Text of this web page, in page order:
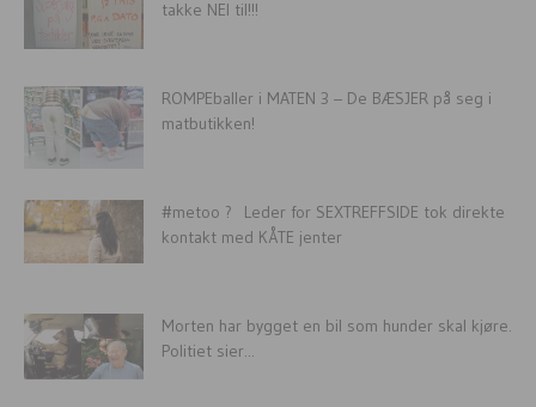
takke NEI til!!!
ROMPEballer i MATEN 3 – De BÆSJER på seg i
matbutikken!
#metoo ? Leder for SEXTREFFSIDE tok direkte
kontakt med KÅTE jenter
Morten har bygget en bil som hunder skal kjøre.
Politiet sier...